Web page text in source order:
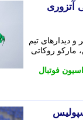
آتزوری
و دیدارهای تیم
مارکو روکاتی
فوتبال